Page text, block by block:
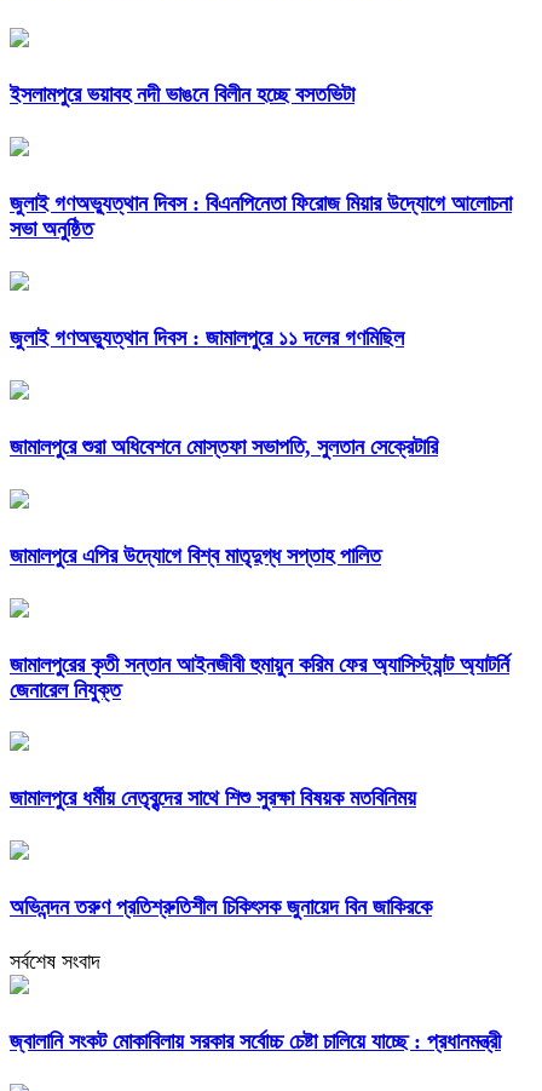
ইসলামপুরে ভয়াবহ নদী ভাঙনে বিলীন হচ্ছে বসতভিটা
জুলাই গণঅভ্যুত্থান দিবস : বিএনপিনেতা ফিরোজ মিয়ার উদ্যোগে আলোচনা
সভা অনুষ্ঠিত
জুলাই গণঅভ্যুত্থান দিবস : জামালপুরে ১১ দলের গণমিছিল
জামালপুরে শুরা অধিবেশনে মোস্তফা সভাপতি, সুলতান সেক্রেটারি
জামালপুরে এপির উদ্যোগে বিশ্ব মাতৃদুগ্ধ সপ্তাহ পালিত
জামালপুরের কৃতী সন্তান আইনজীবী হুমায়ুন করিম ফের অ্যাসিস্ট্যান্ট অ্যাটর্নি
জেনারেল নিযুক্ত
জামালপুরে ধর্মীয় নেতৃবৃন্দের সাথে শিশু সুরক্ষা বিষয়ক মতবিনিময়
অভিনন্দন তরুণ প্রতিশ্রুতিশীল চিকিৎসক জুনায়েদ বিন জাকিরকে
সর্বশেষ সংবাদ
জ্বালানি সংকট মোকাবিলায় সরকার সর্বোচ্চ চেষ্টা চালিয়ে যাচ্ছে : প্রধানমন্ত্রী